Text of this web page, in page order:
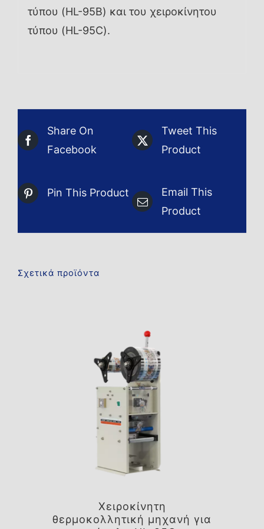
τύπου (HL-95B) και του χειροκίνητου
τύπου (HL-95C).
Share On
Facebook
Tweet This
Product
Pin This Product
Email This
Product
Σχετικά προϊόντα
Χειροκίνητη
θερμοκολλητική μηχανή για